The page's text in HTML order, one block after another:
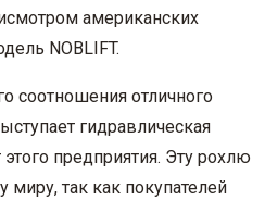
американских
NOBLIFT.
соотношения отличного
гидравлическая
предприятия. Эту рохлю
так как покупателей